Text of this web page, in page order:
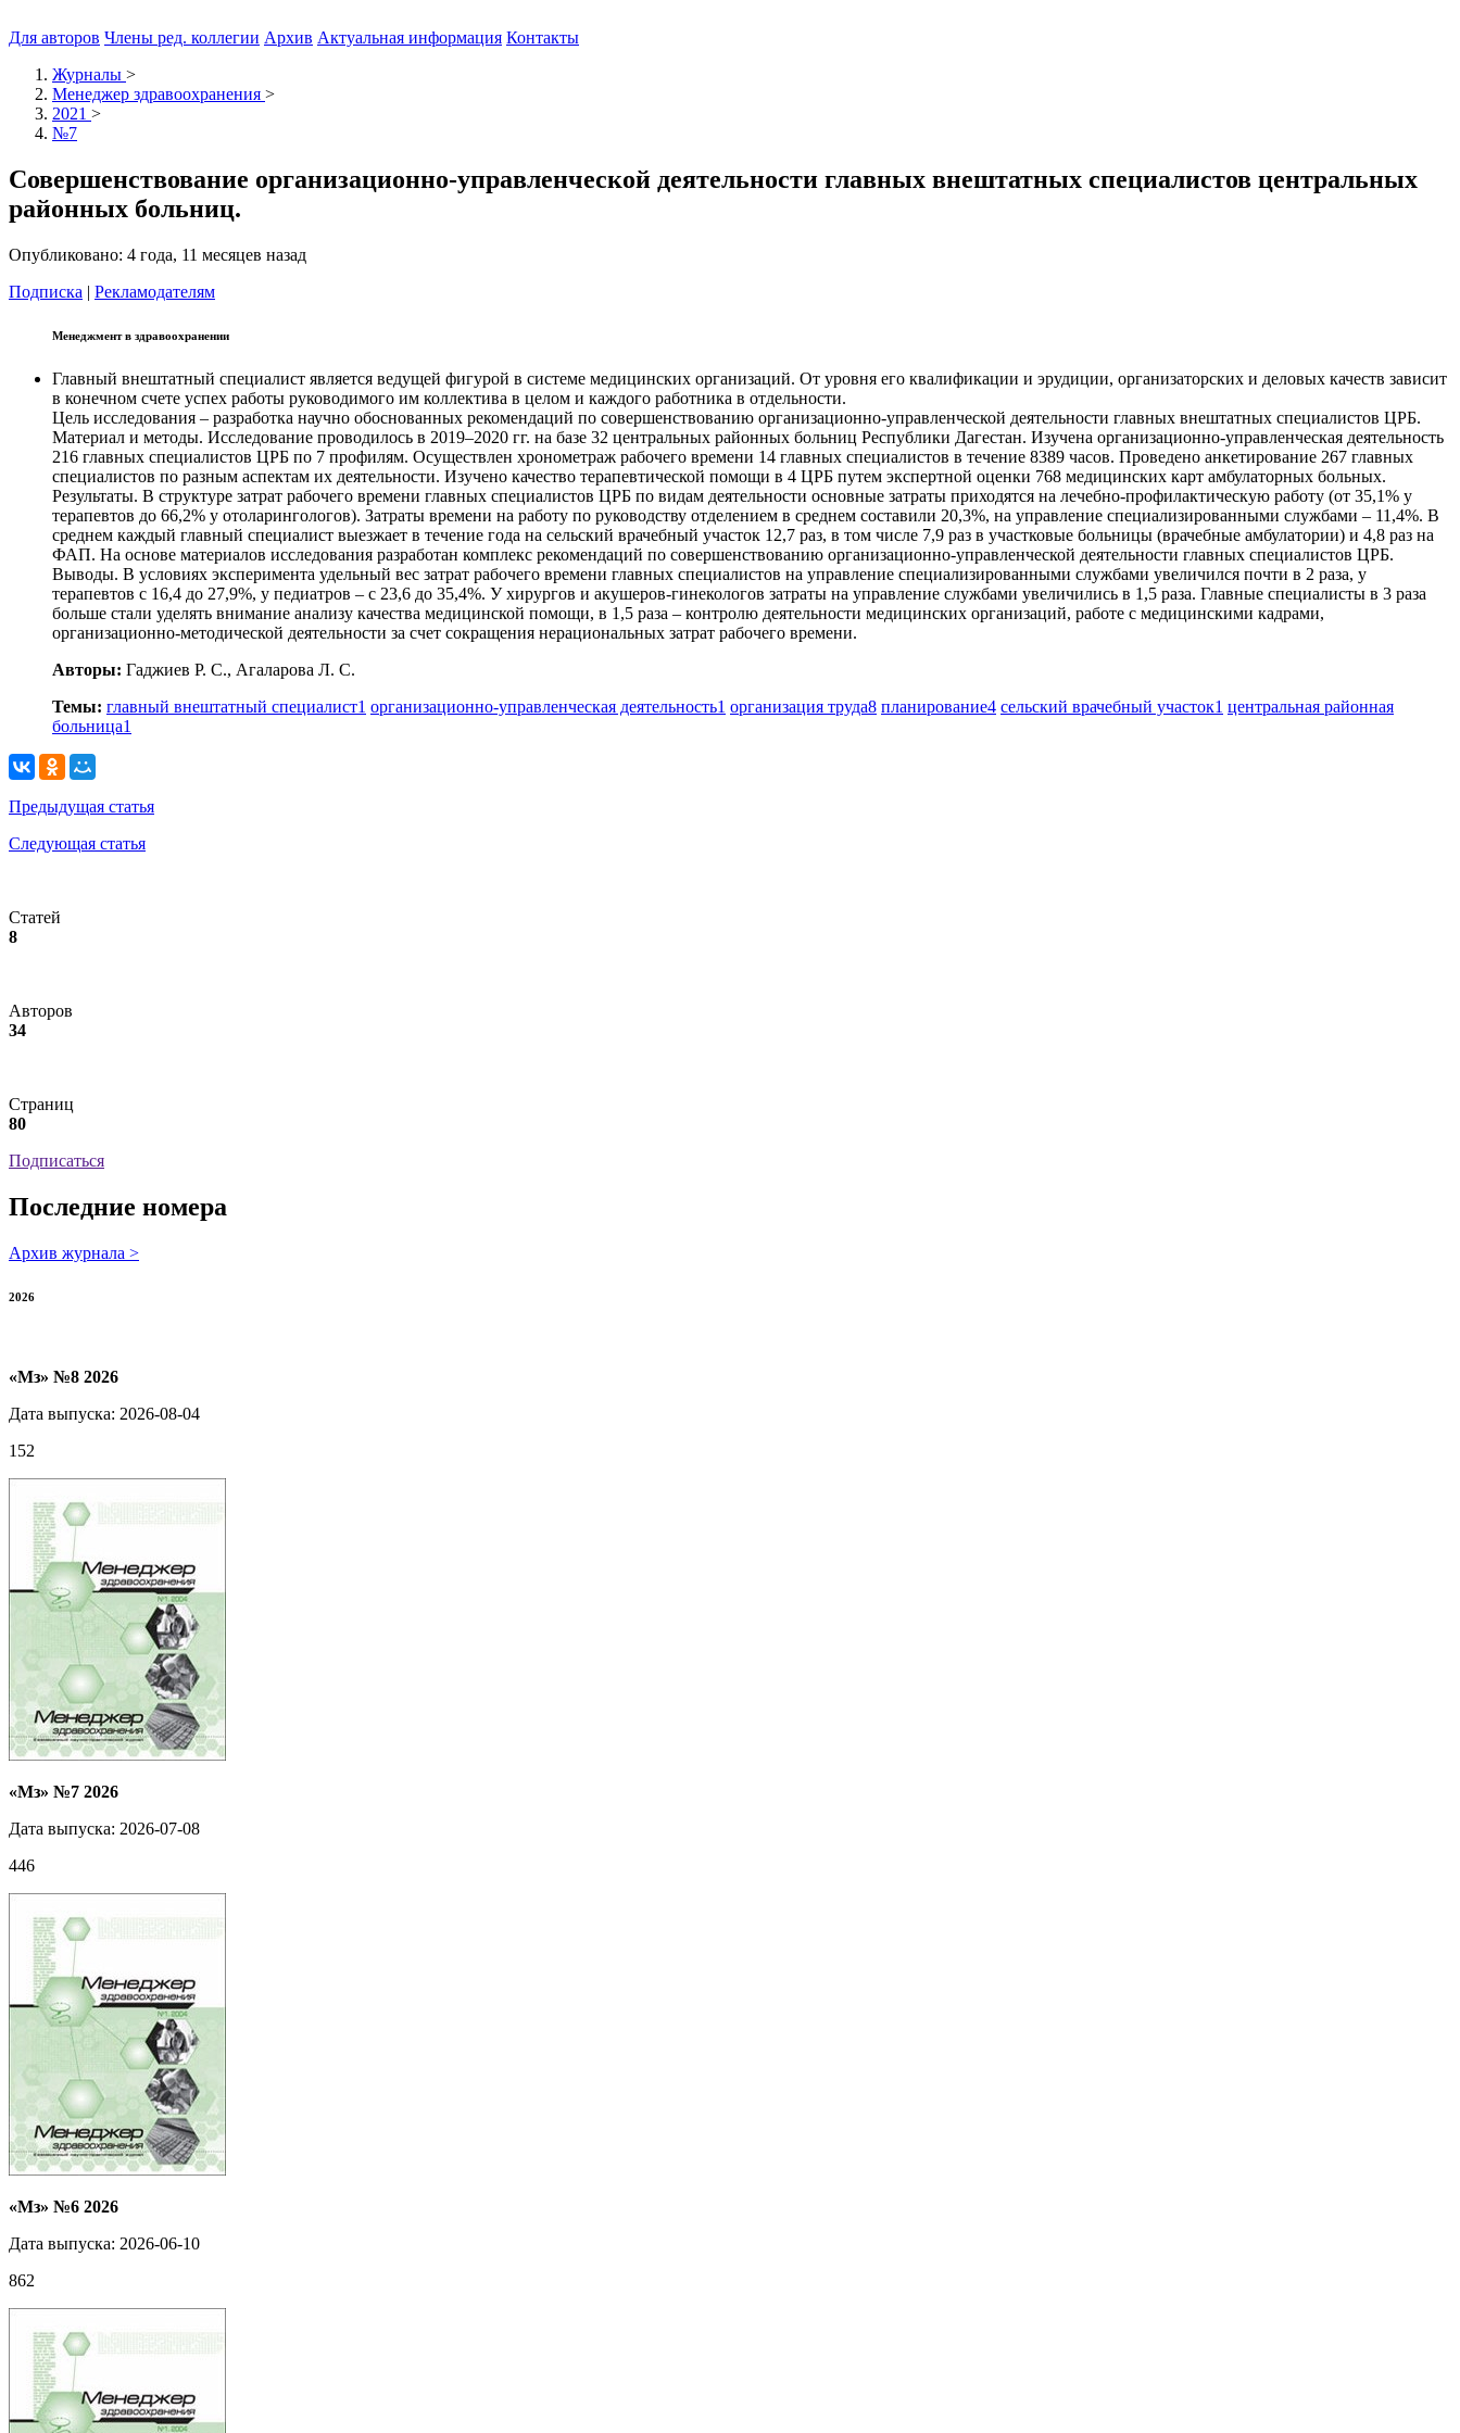
Для авторов Члены ред. коллегии Архив Актуальная информация Контакты
Журналы >
Менеджер здравоохранения >
2021 >
№7
Совершенствование организационно-управленческой деятельности главных внештатных специалистов центральных
районных больниц.
Опубликовано: 4 года, 11 месяцев назад
Подписка | Рекламодателям
Менеджмент в здравоохранении
Главный внештатный специалист является ведущей фигурой в системе медицинских организаций. От уровня его квалификации и эрудиции, организаторских и деловых качеств зависит
в конечном счете успех работы руководимого им коллектива в целом и каждого работника в отдельности.
Цель исследования – разработка научно обоснованных рекомендаций по совершенствованию организационно-управленческой деятельности главных внештатных специалистов ЦРБ.
Материал и методы. Исследование проводилось в 2019–2020 гг. на базе 32 центральных районных больниц Республики Дагестан. Изучена организационно-управленческая деятельность
216 главных специалистов ЦРБ по 7 профилям. Осуществлен хронометраж рабочего времени 14 главных специалистов в течение 8389 часов. Проведено анкетирование 267 главных
специалистов по разным аспектам их деятельности. Изучено качество терапевтической помощи в 4 ЦРБ путем экспертной оценки 768 медицинских карт амбулаторных больных.
Результаты. В структуре затрат рабочего времени главных специалистов ЦРБ по видам деятельности основные затраты приходятся на лечебно-профилактическую работу (от 35,1% у
терапевтов до 66,2% у отоларингологов). Затраты времени на работу по руководству отделением в среднем составили 20,3%, на управление специализированными службами – 11,4%. В
среднем каждый главный специалист выезжает в течение года на сельский врачебный участок 12,7 раз, в том числе 7,9 раз в участковые больницы (врачебные амбулатории) и 4,8 раз на
ФАП. На основе материалов исследования разработан комплекс рекомендаций по совершенствованию организационно-управленческой деятельности главных специалистов ЦРБ.
Выводы. В условиях эксперимента удельный вес затрат рабочего времени главных специалистов на управление специализированными службами увеличился почти в 2 раза, у
терапевтов с 16,4 до 27,9%, у педиатров – с 23,6 до 35,4%. У хирургов и акушеров-гинекологов затраты на управление службами увеличились в 1,5 раза. Главные специалисты в 3 раза
больше стали уделять внимание анализу качества медицинской помощи, в 1,5 раза – контролю деятельности медицинских организаций, работе с медицинскими кадрами,
организационно-методической деятельности за счет сокращения нерациональных затрат рабочего времени.
Авторы: Гаджиев Р. С., Агаларова Л. С.
Темы: главный внештатный специалист1 организационно-управленческая деятельность1 организация труда8 планирование4 сельский врачебный участок1 центральная районная
больница1
Предыдущая статья
Следующая статья
Статей
8
Авторов
34
Страниц
80
Подписаться
Последние номера
Архив журнала >
2026
«Мз» №8 2026
Дата выпуска: 2026-08-04
152
«Мз» №7 2026
Дата выпуска: 2026-07-08
446
«Мз» №6 2026
Дата выпуска: 2026-06-10
862